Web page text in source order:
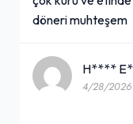
döneri muhteşem
H****
4/28/2026